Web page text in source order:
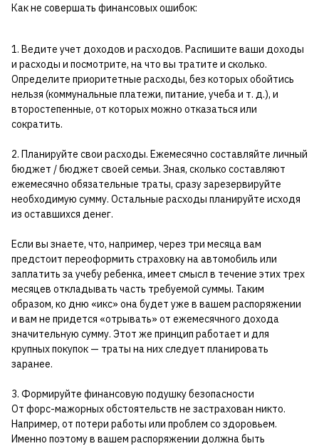
Как не совершать финансовых ошибок:
1. Ведите учет доходов и расходов. Распишите ваши доходы
и расходы и посмотрите, на что вы тратите и сколько.
Определите приоритетные расходы, без которых обойтись
нельзя (коммунальные платежи, питание, учеба и т. д.), и
второстепенные, от которых можно отказаться или
сократить.
2. Планируйте свои расходы. Ежемесячно составляйте личный
бюджет / бюджет своей семьи. Зная, сколько составляют
ежемесячно обязательные траты, сразу зарезервируйте
необходимую сумму. Остальные расходы планируйте исходя
из оставшихся денег.
Если вы знаете, что, например, через три месяца вам
предстоит переоформить страховку на автомобиль или
заплатить за учебу ребенка, имеет смысл в течение этих трех
месяцев откладывать часть требуемой суммы. Таким
образом, ко дню «икс» она будет уже в вашем распоряжении
и вам не придется «отрывать» от ежемесячного дохода
значительную сумму. Этот же принцип работает и для
крупных покупок — траты на них следует планировать
заранее.
3. Формируйте финансовую подушку безопасности
От форс-мажорных обстоятельств не застрахован никто.
Например, от потери работы или проблем со здоровьем.
Именно поэтому в вашем распоряжении должна быть